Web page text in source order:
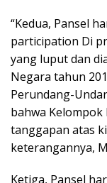
“Kedua, Pansel
participation Di
yang luput dan
Negara tahun
Perundang-
bahwa
tanggapan atas
keterangannya,
Ketiga, Pansel